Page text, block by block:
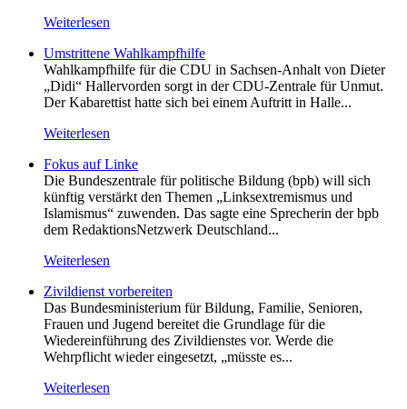
Weiterlesen
Umstrittene Wahlkampfhilfe
Wahlkampfhilfe für die CDU in Sachsen-Anhalt von Dieter
„Didi“ Hallervorden sorgt in der CDU-Zentrale für Unmut.
Der Kabarettist hatte sich bei einem Auftritt in Halle...
Weiterlesen
Fokus auf Linke
Die Bundeszentrale für politische Bildung (bpb) will sich
künftig verstärkt den Themen „Linksextremismus und
Islamismus“ zuwenden. Das sagte eine Sprecherin der bpb
dem RedaktionsNetzwerk Deutschland...
Weiterlesen
Zivildienst vorbereiten
Das Bundesministerium für Bildung, Familie, Senioren,
Frauen und Jugend bereitet die Grundlage für die
Wiedereinführung des Zivildienstes vor. Werde die
Wehrpflicht wieder eingesetzt, „müsste es...
Weiterlesen